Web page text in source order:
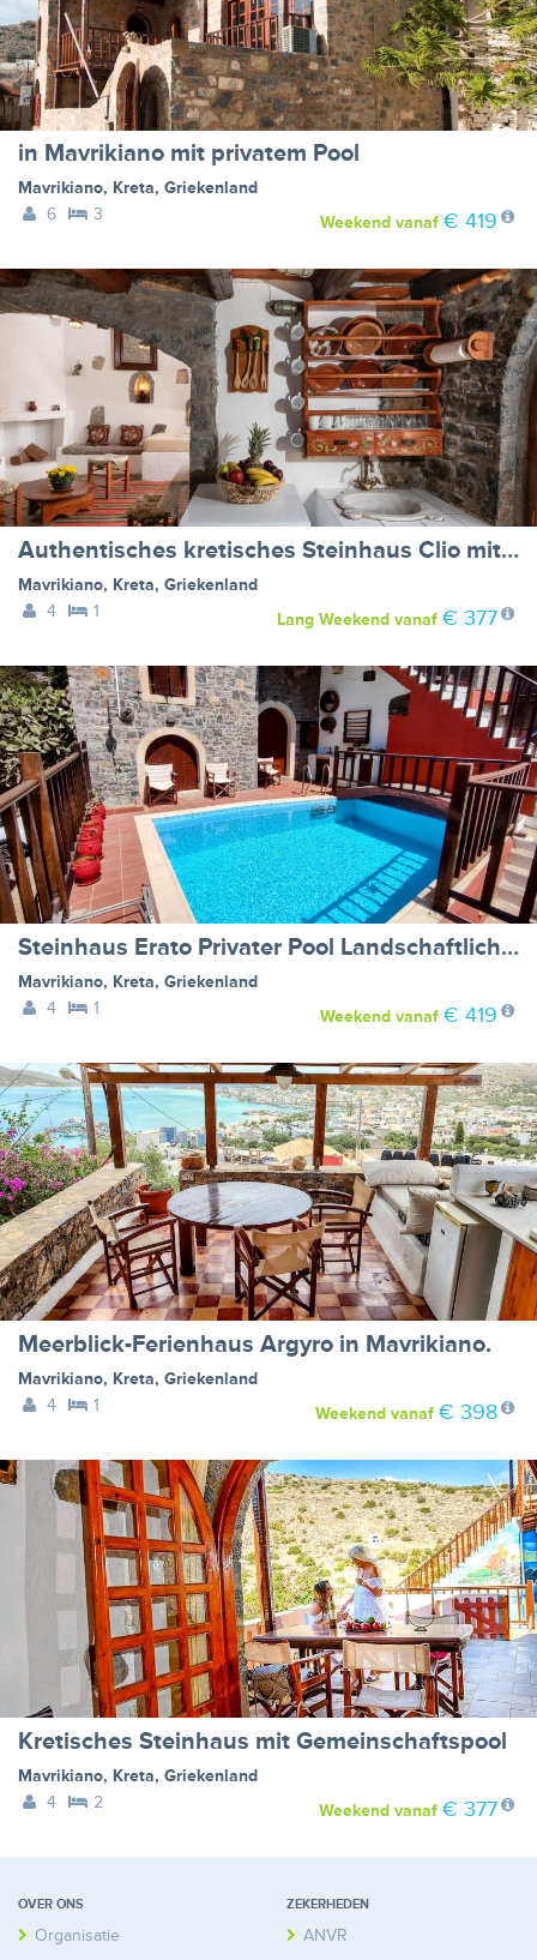
in Mavrikiano mit privatem Pool
Mavrikiano, Kreta, Griekenland
6
3 Weekendvanaf € 419
Authentisches kretisches Steinhaus Clio mit Aussicht
Mavrikiano, Kreta, Griekenland
4
1 Lang Weekendvanaf € 377
Steinhaus Erato Privater Pool Landschaftliche Kretische Ansichten
Mavrikiano, Kreta, Griekenland
4
1 Weekendvanaf € 419
Meerblick-Ferienhaus Argyro in Mavrikiano.
Mavrikiano, Kreta, Griekenland
4
1 Weekendvanaf € 398
Kretisches Steinhaus mit Gemeinschaftspool
Mavrikiano, Kreta, Griekenland
4
2 Weekendvanaf € 377
OVER ONS
Organisatie
ZEKERHEDEN
ANVR